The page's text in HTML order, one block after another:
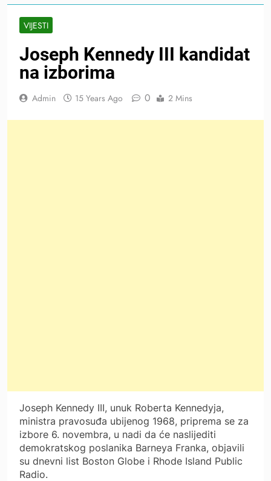
VIJESTI
Joseph Kennedy III kandidat
na izborima
Admin 15 Years Ago 0 2 Mins
Joseph Kennedy III, unuk Roberta Kennedyja,
ministra pravosuđa ubijenog 1968, priprema se za
izbore 6. novembra, u nadi da će naslijediti
demokratskog poslanika Barneya Franka, objavili
su dnevni list Boston Globe i Rhode Island Public
Radio.